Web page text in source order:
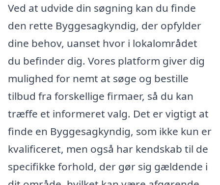
Ved at udvide din søgning kan du finde
den rette Byggesagkyndig, der opfylder
dine behov, uanset hvor i lokalområdet
du befinder dig. Vores platform giver dig
mulighed for nemt at søge og bestille
tilbud fra forskellige firmaer, så du kan
træffe et informeret valg. Det er vigtigt at
finde en Byggesagkyndig, som ikke kun er
kvalificeret, men også har kendskab til de
specifikke forhold, der gør sig gældende i